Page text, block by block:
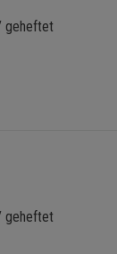
geheftet
geheftet